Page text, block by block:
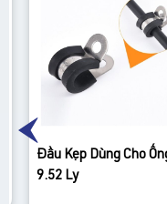
Đầu Kẹp Dùng Cho
9.52 Ly